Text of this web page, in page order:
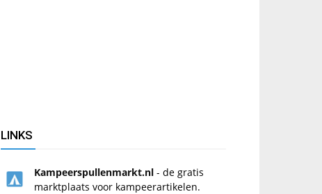
LINKS
Kampeerspullenmarkt.nl - de gratis
marktplaats voor kampeerartikelen.